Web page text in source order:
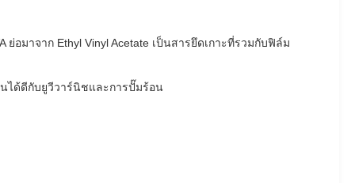
อมาจาก Ethyl Vinyl Acetate เป็นสารยึดเกาะที่รวมกับฟิล์ม
ได้ดีกับยูวีวาร์นิชและการปั๊มร้อน